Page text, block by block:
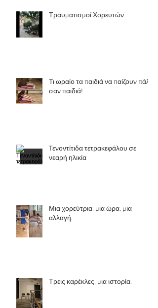
Τραυματισμοί Χορευτών
Τι ωραίο τα παιδιά να παίζουν πάλι
σαν παιδιά!
Tενοντίτιδα τετρακεφάλου σε
νεαρή ηλικία
Μια χορεύτρια, μια ώρα, μια
αλλαγή.
Τρεις καρέκλες, μια ιστορία.